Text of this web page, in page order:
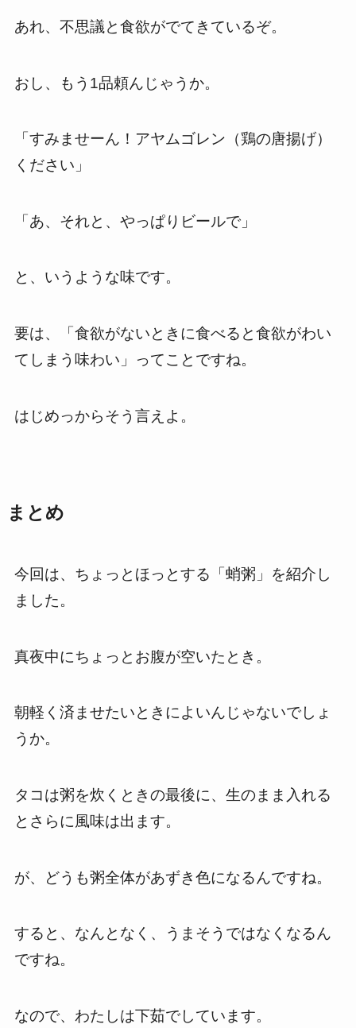
あれ、不思議と食欲がでてきているぞ。
おし、もう1品頼んじゃうか。
「すみませーん！アヤムゴレン（鶏の唐揚げ）
ください」
「あ、それと、やっぱりビールで」
と、いうような味です。
要は、「食欲がないときに食べると食欲がわい
てしまう味わい」ってことですね。
はじめっからそう言えよ。
まとめ
今回は、ちょっとほっとする「蛸粥」を紹介し
ました。
真夜中にちょっとお腹が空いたとき。
朝軽く済ませたいときによいんじゃないでしょ
うか。
タコは粥を炊くときの最後に、生のまま入れる
とさらに風味は出ます。
が、どうも粥全体があずき色になるんですね。
すると、なんとなく、うまそうではなくなるん
ですね。
なので、わたしは下茹でしています。